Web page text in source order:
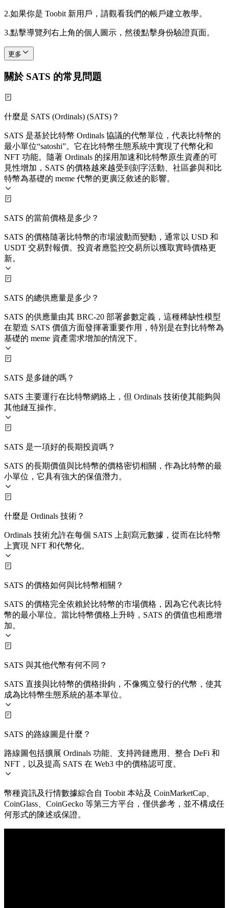
2.如果你是 Toobit 新用戶，請觀看我們的帳戶建立教學。
3.點擊導覽列右上角的個人圖示，然後點擊身份驗證頁面。
更多
關於 SATS 的常見問題
什麼是 SATS (Ordinals) (SATS)？
SATS 是基於比特幣 Ordinals 協議的代幣單位，代表比特幣的
最小單位“satoshi”。它在比特幣生態系統中實現了代幣化和
NFT 功能。隨著 Ordinals 的採用加速和比特幣原生資產的可
見性增加，SATS 的價格越來越受到刻字活動、社區參與和比
特幣為基礎的 meme 代幣的更廣泛敘述的影響。
SATS 的當前價格是多少？
SATS 的價格隨著比特幣的市場波動而變動，通常以 USD 和
USDT 交易對報價。投資者應監控交易所以獲取實時價格更
新。
SATS 的總供應量是多少？
SATS 的供應量由其 BRC‑20 部署參數定義，這種稀缺性模型
在塑造 SATS 價值方面發揮著重要作用，特別是在對比特幣為
基礎的 meme 資產需求增加的情況下。
SATS 是多鏈的嗎？
SATS 主要運行在比特幣網絡上，但 Ordinals 技術使其能夠與
其他鏈互操作。
SATS 是一項好的長期投資嗎？
SATS 的長期價值與比特幣的價格密切相關，作為比特幣的最
小單位，它具有強大的保值潛力。
什麼是 Ordinals 技術？
Ordinals 技術允許在每個 SATS 上刻寫元數據，從而在比特幣
上實現 NFT 和代幣化。
SATS 的價格如何與比特幣相關？
SATS 的價格完全依賴於比特幣的市場價格，因為它代表比特
幣的最小單位。當比特幣價格上升時，SATS 的價值也相應增
加。
SATS 與其他代幣有何不同？
SATS 直接與比特幣的價格掛鉤，不像獨立發行的代幣，使其
成為比特幣生態系統的基本單位。
SATS 的路線圖是什麼？
路線圖包括擴展 Ordinals 功能、支持跨鏈應用、整合 DeFi 和
NFT，以及提高 SATS 在 Web3 中的價格認可度。
幣種資訊及行情數據綜合自 Toobit 本站及 CoinMarketCap、
CoinGlass、CoinGecko 等第三方平台，僅供參考，並不構成任
何形式的陳述或保證。